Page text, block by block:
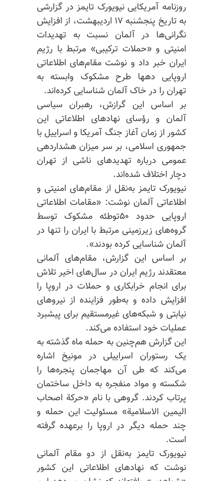
روزنامه آمریکایی نیویورک تایمز در گزارشی
به تاریخ پنجشنبه ۱۷ اردیبهشت، از افزایش
نگرانی‌ها در آلمان نسبت به تهدیدات
امنیتی و «حملات ترکیبی» مرتبط با رژیم
ایران خبر داد و نوشت مقام‌های اطلاعاتی
اروپایی دهها طرح مشکوک وابسته به
تهران را در خاک آلمان شناسایی کرده‌اند.
بر اساس این گرازش، رهبران سیاسی
آلمان و رؤسای نهادهای اطلاعاتی این
کشور از زمان آغاز جنگ آمریکا و اسراییل با
جمهوری اسلامی، بر سر میزان هشداردهی
عمومی درباره تهدیدهای ناشی از تهران
دچار اختلاف شده‌اند.
نیویورک تایمز به‌نقل از مقام‌های امنیتی و
اطلاعاتی آلمان نوشت: «مقامات اطلاعاتی
اروپایی حدود ۵۰توطئه مشکوک توسط
گروه‌های زیرزمینی مرتبط با ایران را تنها در
آلمان شناسایی کرده بودند».
بر اساس این گزارش، مقام‌های آلمانی
معتقدند رژیم ایران در سال‌های اخیر تلاش
برای انجام خرابکاری و حملات در اروپا را
افزایش داده و به‌طور فزاینده از نیروهای
نیابتی و شبکه‌های غیرمستقیم برای پیشبرد
عملیات خود استفاده می‌کند.
این گزارش هم‌چنین به حمله ماه گذشته به
یک رستوران اسراییلی در مونیخ اشاره
می‌کند که طی آن مهاجمان پنجره‌ها را
شکسته و مواد منفجره به داخل ساختمان
پرتاب کردند. گروهی با نام «حرکة اصحاب
الیمین الاسلامیة» مسئولیت این حمله و
چند حمله دیگر در اروپا را برعهده گرفته
است.
نیویورک تایمز به‌نقل از دو مقام آلمانی
نوشت که نهادهای اطلاعاتی این کشور